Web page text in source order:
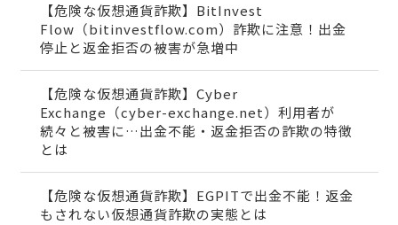
【危険な仮想通貨詐欺】BitInvest
Flow（bitinvestflow.com）詐欺に注意！出金
停止と返金拒否の被害が急増中
【危険な仮想通貨詐欺】Cyber
Exchange（cyber-exchange.net）利用者が
続々と被害に…出金不能・返金拒否の詐欺の特徴
とは
【危険な仮想通貨詐欺】EGPITで出金不能！返金
もされない仮想通貨詐欺の実態とは